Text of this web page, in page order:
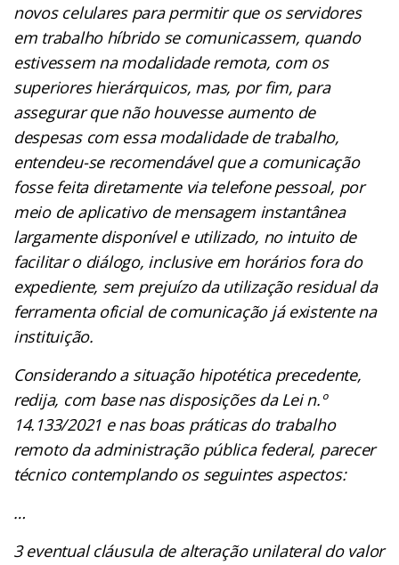
novos celulares para permitir que os servidores
em trabalho híbrido se comunicassem, quando
estivessem na modalidade remota, com os
superiores hierárquicos, mas, por fim, para
assegurar que não houvesse aumento de
despesas com essa modalidade de trabalho,
entendeu-se recomendável que a comunicação
fosse feita diretamente via telefone pessoal, por
meio de aplicativo de mensagem instantânea
largamente disponível e utilizado, no intuito de
facilitar o diálogo, inclusive em horários fora do
expediente, sem prejuízo da utilização residual da
ferramenta oficial de comunicação já existente na
instituição.
Considerando a situação hipotética precedente,
redija, com base nas disposições da Lei n.º
14.133/2021 e nas boas práticas do trabalho
remoto da administração pública federal, parecer
técnico contemplando os seguintes aspectos:
…
3 eventual cláusula de alteração unilateral do valor